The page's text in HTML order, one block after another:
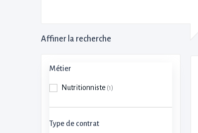
Affiner la recherche
Métier
Nutritionniste (1)
Type de contrat